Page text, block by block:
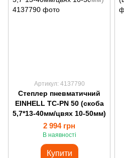
Артикул: 4137790
Степлер пневматичний
EINHELL TC-PN 50 (скоба
5,7*13-40мм/цвях 10-50мм)
2 994 грн
В наявності
Купити